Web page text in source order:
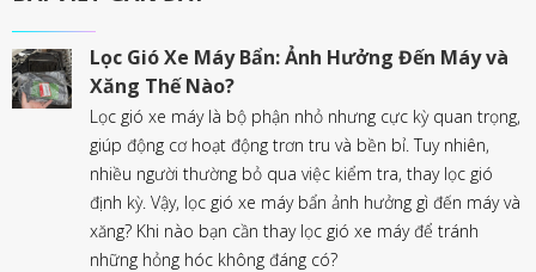
Lọc Gió Xe Máy Bẩn: Ảnh Hưởng Đến Máy và
Xăng Thế Nào?
Lọc gió xe máy là bộ phận nhỏ nhưng cực kỳ quan trọng,
giúp động cơ hoạt động trơn tru và bền bỉ. Tuy nhiên,
nhiều người thường bỏ qua việc kiểm tra, thay lọc gió
định kỳ. Vậy, lọc gió xe máy bẩn ảnh hưởng gì đến máy và
xăng? Khi nào bạn cần thay lọc gió xe máy để tránh
những hỏng hóc không đáng có?